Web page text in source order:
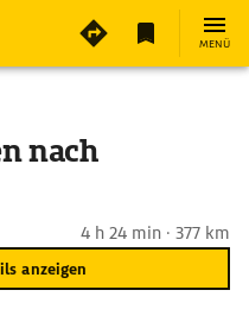
MENÜ
nach
4 h 24 min · 377 km
anzeigen